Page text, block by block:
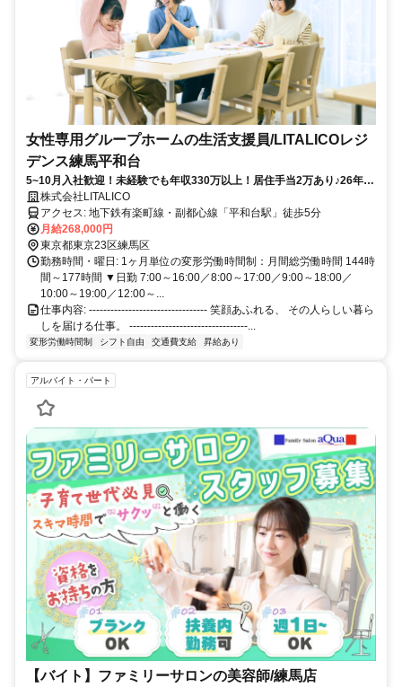
女性専用グループホームの生活支援員/LITALICOレジ
デンス練馬平和台
5~10月入社歓迎！未経験でも年収330万以上！居住手当2万あり♪26年11
月オープン予定★研修充実＆シフト柔軟
株式会社LITALICO
アクセス: 地下鉄有楽町線・副都心線「平和台駅」徒歩5分
月給268,000円
東京都東京23区練馬区
勤務時間・曜日: 1ヶ月単位の変形労働時間制：月間総労働時間 144時
間～177時間 ▼日勤 7:00～16:00／8:00～17:00／9:00～18:00／
10:00～19:00／12:00～...
仕事内容: --------------------------------- 笑顔あふれる、 その人らしい暮ら
しを届ける仕事。 ---------------------------------...
変形労働時間制 シフト自由 交通費支給 昇給あり
アルバイト・パート
【バイト】ファミリーサロンの美容師/練馬店